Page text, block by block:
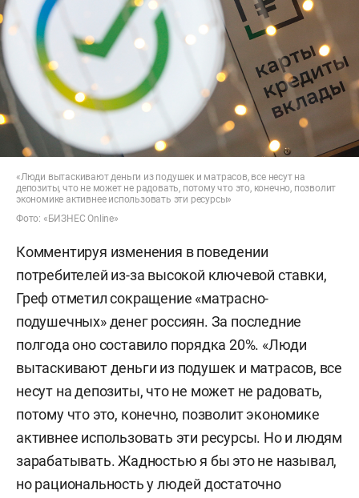
«Люди вытаскивают деньги из подушек и матрасов, все несут на
депозиты, что не может не радовать, потому что это, конечно, позволит
экономике активнее использовать эти ресурсы»
Фото: «БИЗНЕС Online»
Комментируя изменения в поведении
потребителей из-за высокой ключевой ставки,
Греф отметил сокращение «матрасно-
подушечных» денег россиян. За последние
полгода оно составило порядка 20%. «Люди
вытаскивают деньги из подушек и матрасов, все
несут на депозиты, что не может не радовать,
потому что это, конечно, позволит экономике
активнее использовать эти ресурсы. Но и людям
зарабатывать. Жадностью я бы это не называл,
но рациональность у людей достаточно